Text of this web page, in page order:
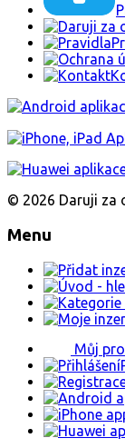
© 2026 Daruji za
Menu
Můj